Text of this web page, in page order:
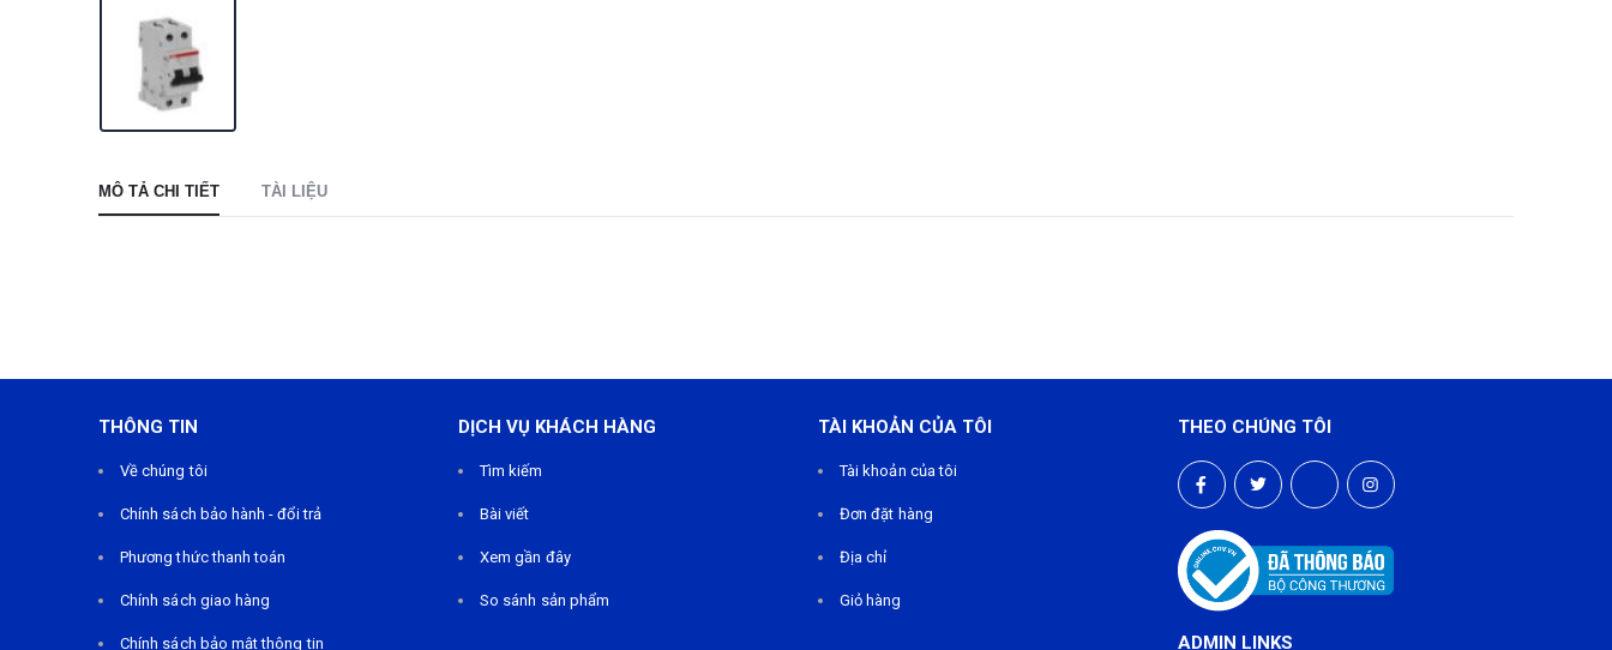
MÔ TẢ CHI TIẾT TÀI LIỆU
THÔNG TIN
Về chúng tôi
Chính sách bảo hành - đổi trả
Phương thức thanh toán
Chính sách giao hàng
Chính sách bảo mật thông tin
DỊCH VỤ KHÁCH HÀNG
Tìm kiếm
Bài viết
Xem gần đây
So sánh sản phẩm
TÀI KHOẢN CỦA TÔI
Tài khoản của tôi
Đơn đặt hàng
Địa chỉ
Giỏ hàng
THEO CHÚNG TÔI
ADMIN LINKS